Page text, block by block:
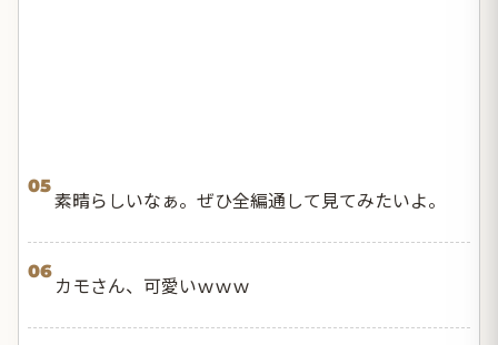
05
素晴らしいなぁ。ぜひ全編通して見てみたいよ。
06
カモさん、可愛いｗｗｗ